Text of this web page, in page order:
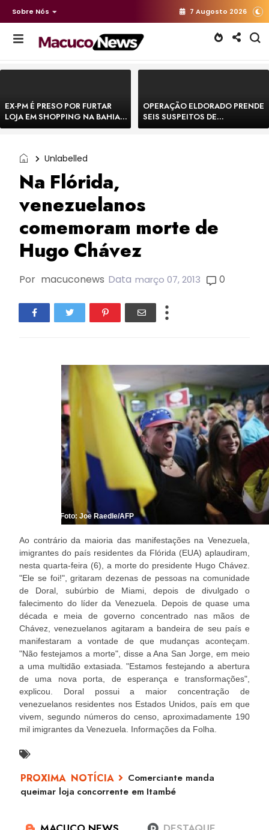
Sobre Nós 7 Augosto 2026
EX-PM É PRESO POR FURTAR
LOJA EM SHOPPING NA BAHIA E
ESCAPA CORRENDO DE
OPERAÇÃO ELDORADO PRENDE
SEIS SUSPEITOS DE
MOVIMENTAR R$ 25 MILHÕES
Unlabelled
Na Flórida,
venezuelanos
comemoram morte de
Hugo Chávez
Por macuconews Data março 07, 2013 0
Foto: Joe Raedle/AFP
Ao contrário da maioria das manifestações na Venezuela,
imigrantes do país residentes da Flórida (EUA) aplaudiram,
nesta quarta-feira (6), a morte do presidente Hugo Chávez.
"Ele se foi!", gritaram dezenas de pessoas na comunidade
de Doral, subúrbio de Miami, depois de divulgado o
falecimento do líder da Venezuela. Depois de quase uma
década e meia de governo concentrado nas mãos de
Chávez, venezuelanos agitaram a bandeira de seu país e
manifestaram a vontade de que mudanças aconteçam.
"Não festejamos a morte", disse a Ana San Jorge, em meio
a uma multidão extasiada. "Estamos festejando a abertura
de uma nova porta, de esperança e transformações",
explicou. Doral possui a maior concentração de
venezuelanos residentes nos Estados Unidos, país em que
vivem, segundo números do censo, aproximadamente 190
mil imigrantes da Venezuela. Informações da Folha.
Comerciante manda
queimar loja concorrente em Itambé